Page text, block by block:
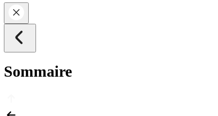
Sommaire